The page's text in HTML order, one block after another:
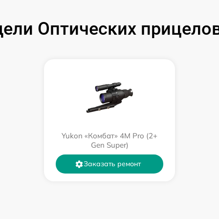
от 60 мин
от 60 мин
от 60 мин
от 60 мин
от 60 мин
Оптических
Yukon «Комбат» 4M Pro (2+
Gen Super)
Заказать ремонт